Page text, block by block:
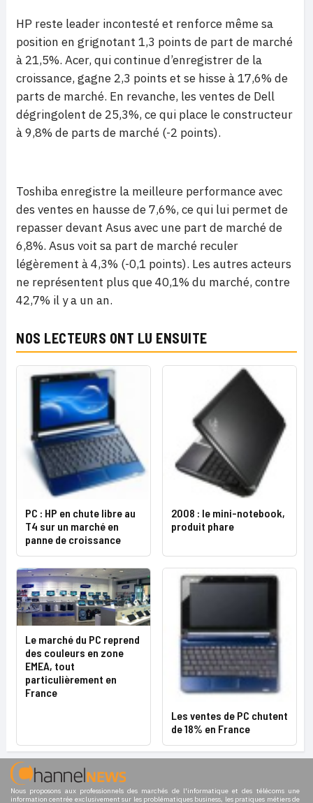
HP reste leader incontesté et renforce même sa
position en grignotant 1,3 points de part de marché
à 21,5%. Acer, qui continue d’enregistrer de la
croissance, gagne 2,3 points et se hisse à 17,6% de
parts de marché. En revanche, les ventes de Dell
dégringolent de 25,3%, ce qui place le constructeur
à 9,8% de parts de marché (-2 points).
Toshiba enregistre la meilleure performance avec
des ventes en hausse de 7,6%, ce qui lui permet de
repasser devant Asus avec une part de marché de
6,8%. Asus voit sa part de marché reculer
légèrement à 4,3% (-0,1 points). Les autres acteurs
ne représentent plus que 40,1% du marché, contre
42,7% il y a un an.
NOS LECTEURS ONT LU ENSUITE
PC : HP en chute libre au
T4 sur un marché en
panne de croissance
2008 : le mini-notebook,
produit phare
Le marché du PC reprend
des couleurs en zone
EMEA, tout
particulièrement en
France
Les ventes de PC chutent
de 18% en France
Nous proposons aux professionnels des marchés de l'informatique et des télécoms une
information centrée exclusivement sur les problématiques business, les pratiques métiers de